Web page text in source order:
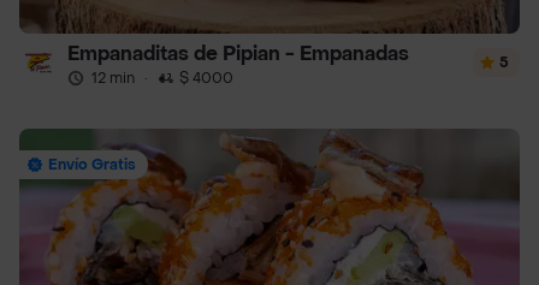
Empanaditas de Pipian - Empanadas
12 min · $ 4000
5
Envío Gratis